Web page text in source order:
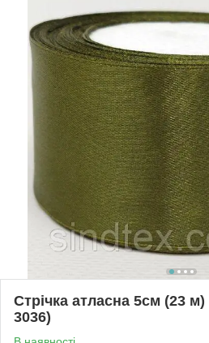
Стрічка атласна 5см (23
3036)